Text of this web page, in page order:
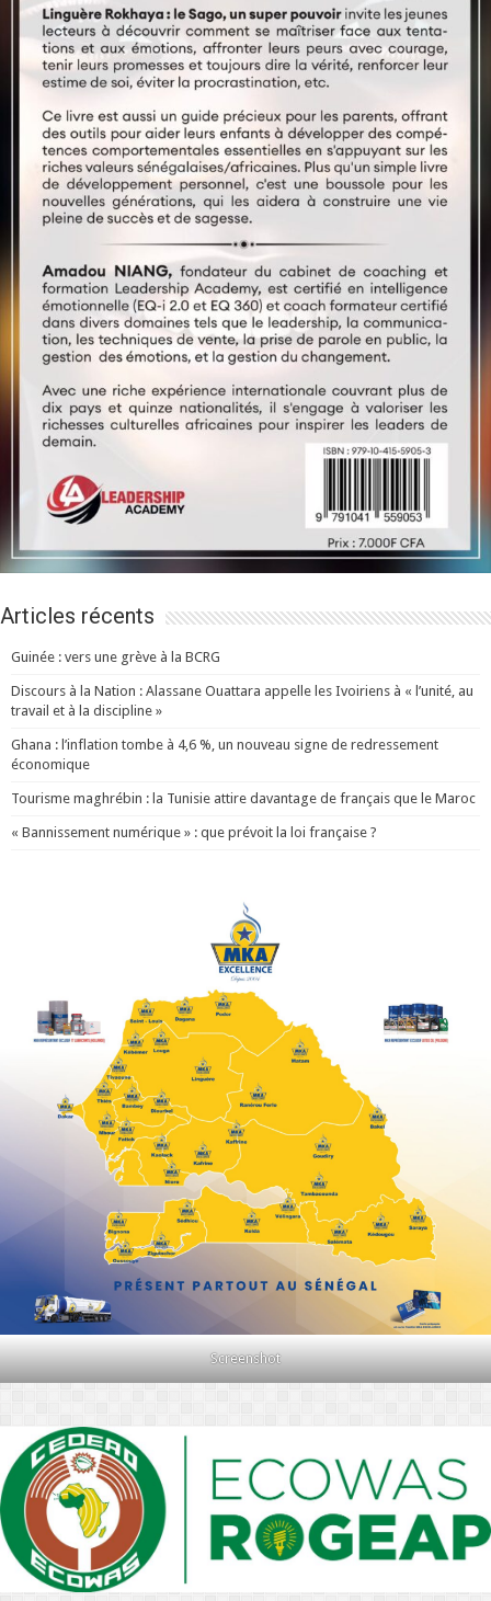
Articles récents
Guinée : vers une grève à la BCRG
Discours à la Nation : Alassane Ouattara appelle les Ivoiriens à « l’unité, au
travail et à la discipline »
Ghana : l’inflation tombe à 4,6 %, un nouveau signe de redressement
économique
Tourisme maghrébin : la Tunisie attire davantage de français que le Maroc
« Bannissement numérique » : que prévoit la loi française ?
Screenshot